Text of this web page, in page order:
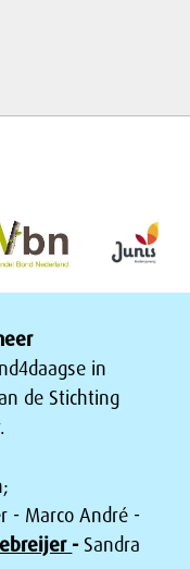
in
de Stichting
- Marco André -
- Sandra